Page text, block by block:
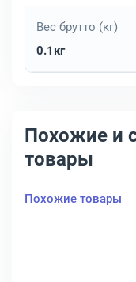
Вес брутто (кг)
0.1кг
Похожие и
товары
Похожие товары